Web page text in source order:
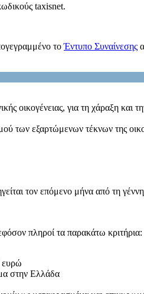
taxisnet.
τοΈντυπο Συναίνεσης
οικογένειας, για τη χάραξη
των εξαρτώμενων τέκνων της
τον επόμενο μήνα από τη
πληροί τα παρακάτω κριτήρια:
ευρώ
στην Ελλάδα